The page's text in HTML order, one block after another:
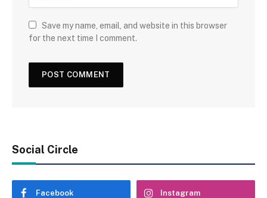
Save my name, email, and website in this browser
for the next time I comment.
Social Circle
Facebook Instagram